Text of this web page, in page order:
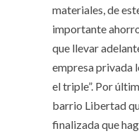
materiales, de
importante
que llevar
empresa privada
el triple”. Por
barrio Libertad
finalizada que